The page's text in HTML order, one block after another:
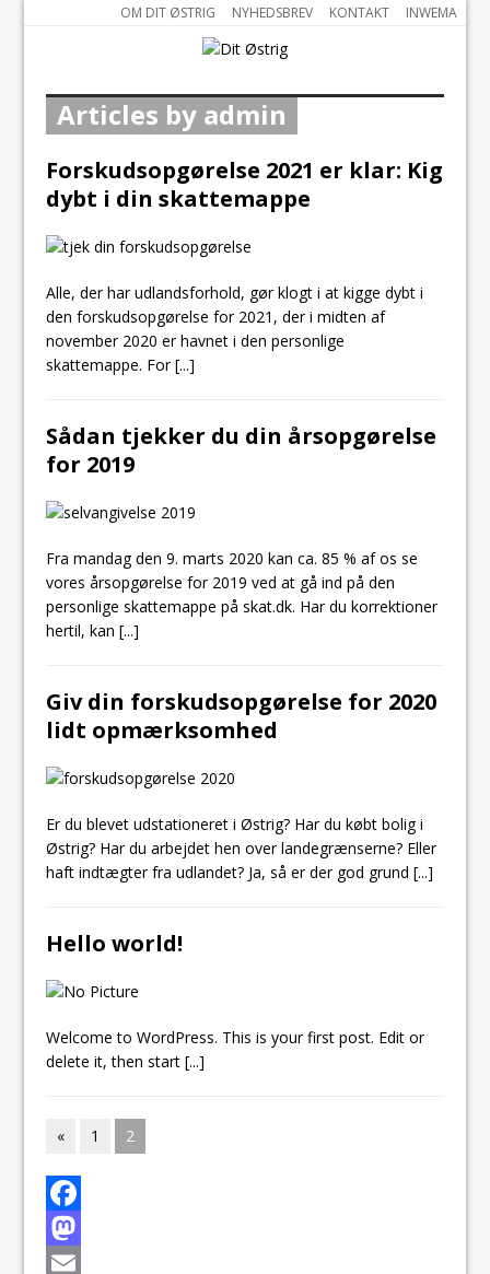
OM DIT ØSTRIG NYHEDSBREV KONTAKT INWEMA
Articles by admin
Forskudsopgørelse 2021 er klar: Kig
dybt i din skattemappe
Alle, der har udlandsforhold, gør klogt i at kigge dybt i
den forskudsopgørelse for 2021, der i midten af
november 2020 er havnet i den personlige
skattemappe. For[...]
Sådan tjekker du din årsopgørelse
for 2019
Fra mandag den 9. marts 2020 kan ca. 85 % af os se
vores årsopgørelse for 2019 ved at gå ind på den
personlige skattemappe på skat.dk. Har du korrektioner
hertil, kan[...]
Giv din forskudsopgørelse for 2020
lidt opmærksomhed
Er du blevet udstationeret i Østrig? Har du købt bolig i
Østrig? Har du arbejdet hen over landegrænserne? Eller
haft indtægter fra udlandet? Ja, så er der god grund[...]
Hello world!
Welcome to WordPress. This is your first post. Edit or
delete it, then start[...]
« 1 2
F
aM